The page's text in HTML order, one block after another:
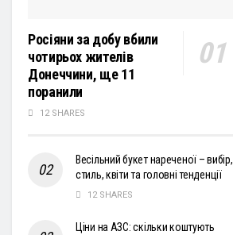
Росіяни за добу вбили
чотирьох жителів
Донеччини, ще 11
поранили
12 SHARES
Весільний букет нареченої – вибір,
стиль, квіти та головні тенденції
12 SHARES
Ціни на АЗС: скільки коштують